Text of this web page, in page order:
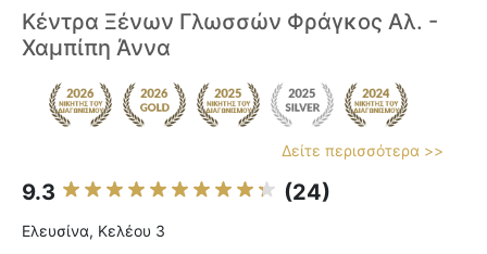
Κέντρα Ξένων Γλωσσών Φράγκος Αλ. -
Χαμπίπη Άννα
Δείτε περισσότερα >>
9.3 (24)
Ελευσίνα, Κελέου 3